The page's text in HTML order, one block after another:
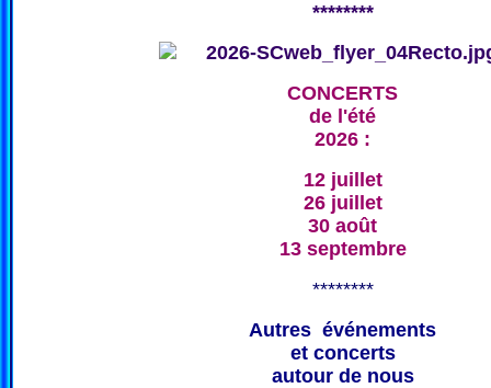
********
CONCERTS
de l'été
2026 :
12 juillet
26 juillet
30 août
13 septembre
********
Autres événements
et concerts
autour de nous